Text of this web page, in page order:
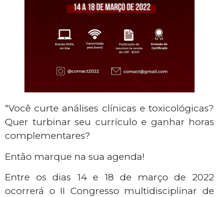
“Você curte análises clínicas e toxicológicas?
Quer turbinar seu currículo e ganhar horas
complementares?
Então marque na sua agenda!
Entre os dias 14 e 18 de março de 2022
ocorrerá o II Congresso multidisciplinar de